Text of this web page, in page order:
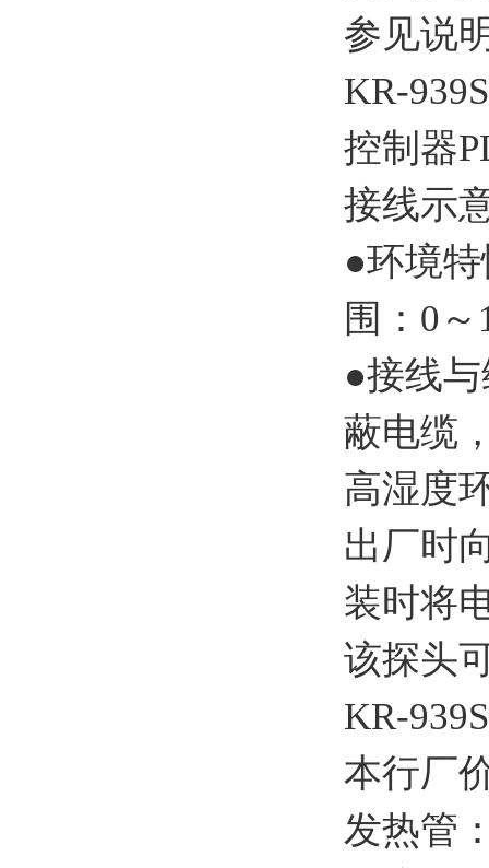
参见说
KR-
控制器
接线示
●环境
围：0
●接线
蔽电缆
高湿度
出厂时
装时将
该探头
KR-
本行厂
发热管